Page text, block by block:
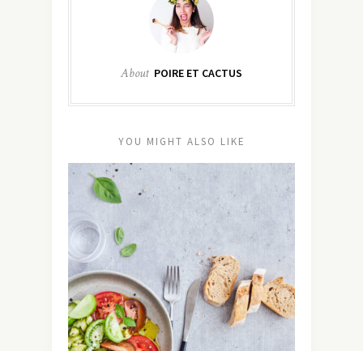
About POIRE ET CACTUS
YOU MIGHT ALSO LIKE